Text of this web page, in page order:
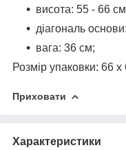
висота: 55 - 66
діагональ
вага: 36 см;
Розмір упаковки: 66
Приховати
Характеристики